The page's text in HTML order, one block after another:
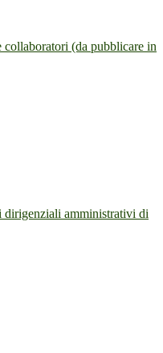
collaboratori (da pubblicare in
amministrativi di